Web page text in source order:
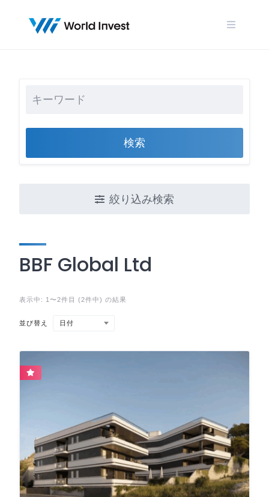
検索
絞り込み検索
BBF Global Ltd
表示中: 1〜2件目 (2件中) の結果
並び替え 日付